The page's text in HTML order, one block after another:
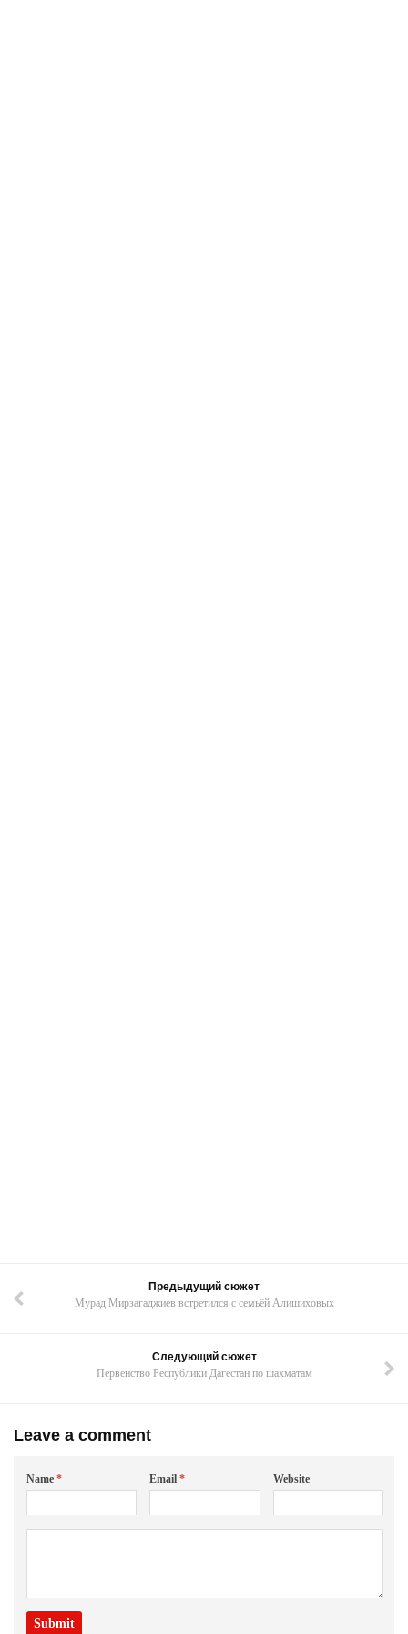
Предыдущий сюжет
Мурад Мирзагаджиев встретился с семьёй Алишиховых
Следующий сюжет
Первенство Республики Дагестан по шахматам
Leave a comment
Name * Email* Website